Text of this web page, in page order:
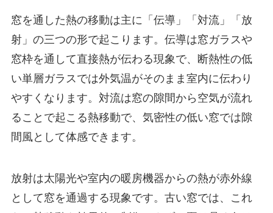
窓を通した熱の移動は主に「伝導」「対流」「放
射」の三つの形で起こります。伝導は窓ガラスや
窓枠を通して直接熱が伝わる現象で、断熱性の低
い単層ガラスでは外気温がそのまま室内に伝わり
やすくなります。対流は窓の隙間から空気が流れ
ることで起こる熱移動で、気密性の低い窓では隙
間風として体感できます。
放射は太陽光や室内の暖房機器からの熱が赤外線
として窓を通過する現象です。古い窓では、これ